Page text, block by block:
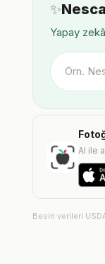
✨
Yapay
AI ile
Besin verileri